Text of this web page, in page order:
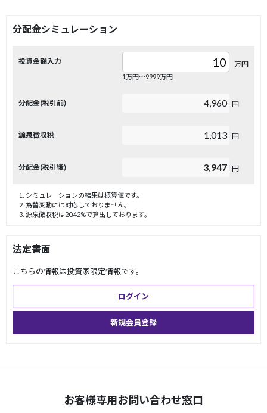
分配金シミュレーション
投資金額入力 万円
1万円〜9999万円
分配金(税引前) 4,960 円
源泉徴収税 1,013 円
分配金(税引後) 3,947 円
シミュレーションの結果は概算値です。
為替変動には対応しておりません。
源泉徴収税は20.42%で算出しております。
法定書面
こちらの情報は投資家限定情報です。
ログイン
新規会員登録
お客様専用お問い合わせ窓口